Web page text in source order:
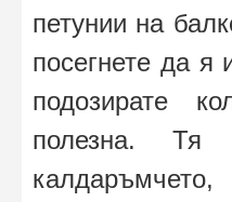
петунии на
посегнете да я
подозирате
полезна.